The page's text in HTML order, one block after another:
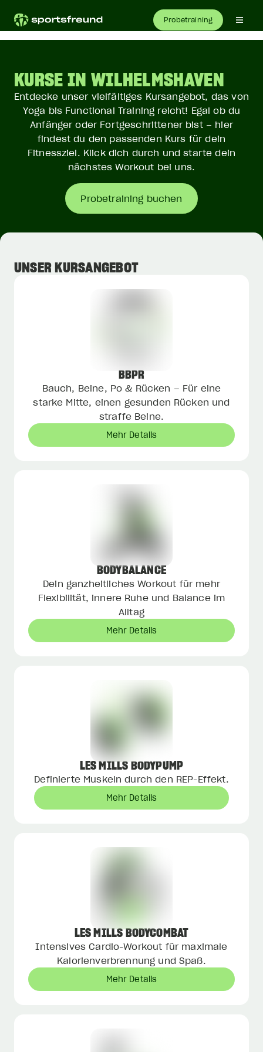
Probetraining
KURSE IN WILHELMSHAVEN
Entdecke unser vielfältiges Kursangebot, das von
Yoga bis Functional Training reicht! Egal ob du
Anfänger oder Fortgeschrittener bist – hier
findest du den passenden Kurs für dein
Fitnessziel. Klick dich durch und starte dein
nächstes Workout bei uns.
Probetraining buchen
UNSER KURSANGEBOT
BBPR
Bauch, Beine, Po & Rücken – Für eine
starke Mitte, einen gesunden Rücken und
straffe Beine.
Mehr Details
BODYBALANCE
Dein ganzheitliches Workout für mehr
Flexibilität, innere Ruhe und Balance im
Alltag
Mehr Details
LES MILLS BODYPUMP
Definierte Muskeln durch den REP-Effekt.
Mehr Details
LES MILLS BODYCOMBAT
Intensives Cardio-Workout für maximale
Kalorienverbrennung und Spaß.
Mehr Details